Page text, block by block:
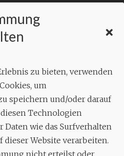
zu bieten, verwenden
um
speichern und/oder darauf
Technologien
wie das Surfverhalten
dieser Website verarbeiten.
nicht erteilst oder
Str. 18
Stuttgart
MUSIK
Leiter:
Trummer